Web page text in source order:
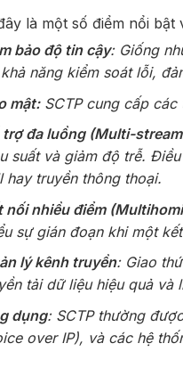
là một số điểm nổi bật
bảo độ tin cậy: Giống
năng kiểm soát lỗi,
mật:SCTP cung cấp các
trợ đa luồng (Multi-
suất và giảm độ trễ.
hay truyền thông thoại.
nối nhiều điểm
sự gián đoạn khi một
lý kênh truyền: Giao
tải dữ liệu hiệu quả và
dụng: SCTP thường
over IP), và các hệ